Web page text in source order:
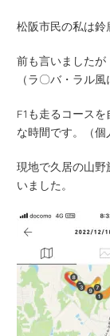
松阪市民の私は鈴
前も言いましたが
（ラ〇バ・ラル風
F1も走るコース
な時間です。（個
現地で久居の山
いました。